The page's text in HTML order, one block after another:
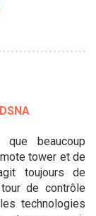
beaucoup
tower et de
toujours de
de contrôle
technologies